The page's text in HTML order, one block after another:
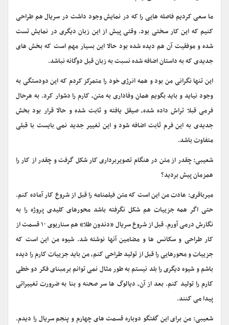
ما سعی کردیم فاصله هایی را که در نمایش وجود داشت در سریال هم طراحی
کنیم که این کار سختی بود. وقتی پیش از این زبان دیگری در نمایش تست
شده و موفقیت آن هم دیده شده بود حالا این بسیار مهم است که بخش های
جدیدی که به داستان اضافه شده نسبت به زبان قبل دوگانه نباشد.
این تنها نگرانی من بود و همه انرژی خود را متمرکز کردم که این دودستگی به
وجود نیاید و باید بگویم همان وفاداری به متن، کارم را دشوار کرد. به هرحال
فرمی قبلا تراش داده شده، صیقل یافته و ثابت شده و حالا قرار بود بخش
جدیدی به این فرم ثابت اضافه شود و این تغییر جدید نمی بایست با قبلی
متفاوت باشد.
شعیبی: چقدر از متن در هنگام تصویربرداری کار شکل گرفت و چقدر از کار را
همزمان پیش بردید؟
میرباقری: عادت من این است که متن فیلمنامه را قبل از شروع کار آماده کنم.
حتی اگر همه جزییات هم شکل نگرفته باشد محورهای کلیدی پروژه را به
نگارش درمی آورم. قبل از شروع سریال «دندون طلا» هم سناریوی ۱۰ قسمت از
کار طراحی و سکانس ها و مضامین آنها نوشته شد. شیوه من این است که
جزییات و محورهایی را قبل از تولید طراحی کنم، من باید جزییات کارم را دیده
باشم و شیوه دیگری را بلد نیستم به طور مثال نمی توانم برمبنای فکر دو خطی
کارم را تولید کنم. بعد از آن، دیالوگ ها سر صحنه و بنا به ضرورت تغییراتی
پیدا می کنند.
شعیبی: من برای این گفتگو دوباره قسمت های چهارم و پنجم سریال را دیدم.